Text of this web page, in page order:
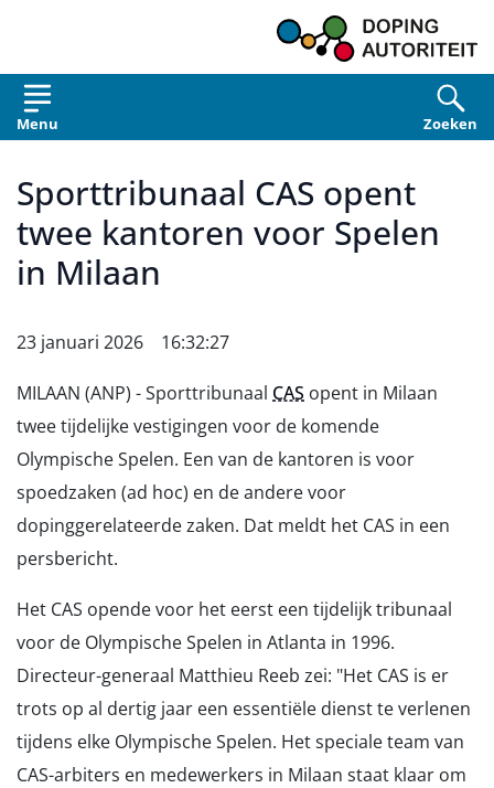
Menu Zoeken
Sporttribunaal CAS opent
twee kantoren voor Spelen
in Milaan
23 januari 2026 16:32:27
MILAAN (ANP) - Sporttribunaal CAS opent in Milaan
twee tijdelijke vestigingen voor de komende
Olympische Spelen. Een van de kantoren is voor
spoedzaken (ad hoc) en de andere voor
dopinggerelateerde zaken. Dat meldt het CAS in een
persbericht.
Het CAS opende voor het eerst een tijdelijk tribunaal
voor de Olympische Spelen in Atlanta in 1996.
Directeur-generaal Matthieu Reeb zei: "Het CAS is er
trots op al dertig jaar een essentiële dienst te verlenen
tijdens elke Olympische Spelen. Het speciale team van
CAS-arbiters en medewerkers in Milaan staat klaar om